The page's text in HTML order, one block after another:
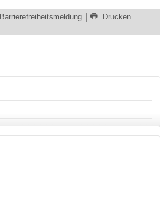
Barrierefreiheitsmeldung
Drucken